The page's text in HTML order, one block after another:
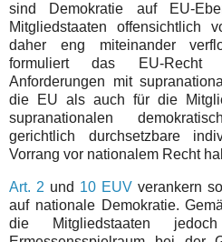
sind Demokratie auf EU-
Mitgliedstaaten offensichtlich
daher eng miteinander
formuliert das EU-Recht
Anforderungen mit
die EU als auch für die
supranationalen
gerichtlich durchsetzbare
Vorrang vor nationalem Recht
Art. 2 und 10 EUV verankern
auf nationale Demokratie.
die Mitgliedstaaten